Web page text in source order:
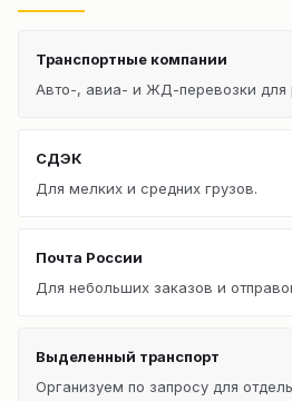
Транспортные компании
Авто-, авиа- и ЖД-перевозки для
СДЭК
Для мелких и средних грузов.
Почта России
Для небольших заказов и
Выделенный транспорт
Организуем по запросу для